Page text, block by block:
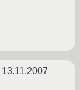
13.11.2007